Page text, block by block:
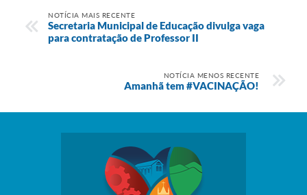
NOTÍCIA MAIS RECENTE
Secretaria Municipal de Educação divulga vaga
para contratação de Professor II
NOTÍCIA MENOS RECENTE
Amanhã tem #VACINAÇÃO!